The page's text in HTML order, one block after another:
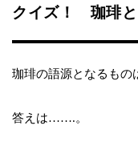
クイズ！ 珈琲と
珈琲の語源となるもの
答えは…….。